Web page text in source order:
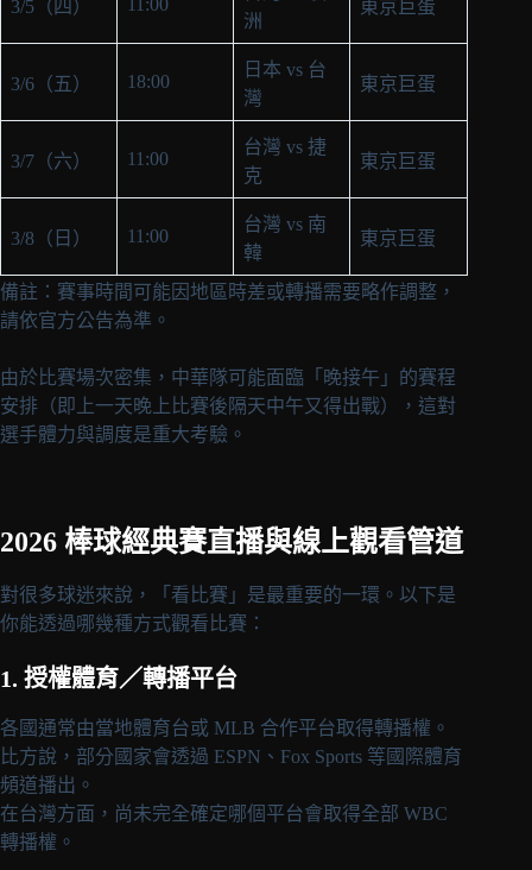
3/5（四） 11:00
洲
東京巨蛋
3/6（五） 18:00
日本 vs 台
灣
東京巨蛋
3/7（六） 11:00
台灣 vs 捷
克
東京巨蛋
3/8（日） 11:00
台灣 vs 南
韓
東京巨蛋
備註：賽事時間可能因地區時差或轉播需要略作調整，
請依官方公告為準。
由於比賽場次密集，中華隊可能面臨「晚接午」的賽程
安排（即上一天晚上比賽後隔天中午又得出戰），這對
選手體力與調度是重大考驗。
2026 棒球經典賽直播與線上觀看管道
對很多球迷來說，「看比賽」是最重要的一環。以下是
你能透過哪幾種方式觀看比賽：
1. 授權體育／轉播平台
各國通常由當地體育台或 MLB 合作平台取得轉播權。
比方說，部分國家會透過 ESPN、Fox Sports 等國際體育
頻道播出。
在台灣方面，尚未完全確定哪個平台會取得全部 WBC
轉播權。